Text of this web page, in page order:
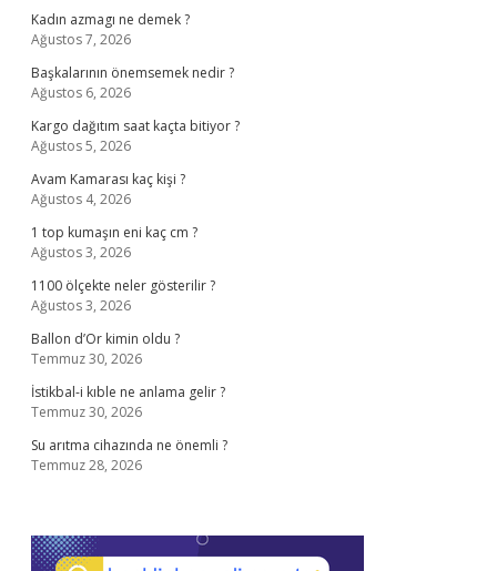
Kadın azmagı ne demek ?
Ağustos 7, 2026
Başkalarının önemsemek nedir ?
Ağustos 6, 2026
Kargo dağıtım saat kaçta bitiyor ?
Ağustos 5, 2026
Avam Kamarası kaç kişi ?
Ağustos 4, 2026
1 top kumaşın eni kaç cm ?
Ağustos 3, 2026
1100 ölçekte neler gösterilir ?
Ağustos 3, 2026
Ballon d’Or kimin oldu ?
Temmuz 30, 2026
İstikbal-i kıble ne anlama gelir ?
Temmuz 30, 2026
Su arıtma cihazında ne önemli ?
Temmuz 28, 2026